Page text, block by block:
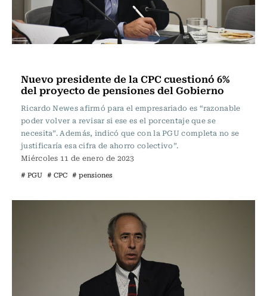
Nuevo presidente de la CPC cuestionó 6%
del proyecto de pensiones del Gobierno
Ricardo Newes afirmó para el empresariado es “razonable
poder volver a revisar si ese es el porcentaje que se
necesita”. Además, indicó que con la PGU completa no se
justificaría esa cifra de ahorro colectivo”.
Miércoles 11 de enero de 2023
# PGU # CPC # pensiones